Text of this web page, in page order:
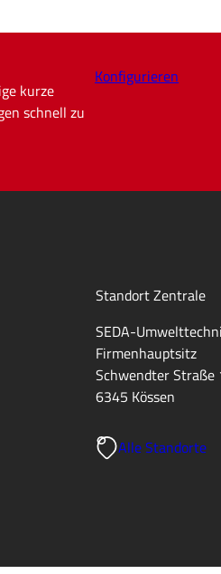
kurze
schnell zu
Konfigurieren
Standort Zentrale
SEDA-
Firmenhauptsitz
Schwendter Straße
6345 Kössen
Alle Standorte